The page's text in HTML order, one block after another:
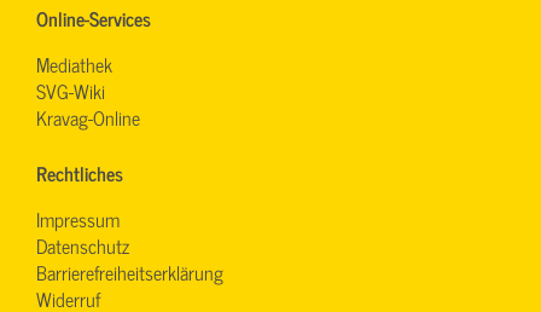
Online-Services
Mediathek
SVG-Wiki
Kravag-Online
Rechtliches
Impressum
Datenschutz
Barrierefreiheitserklärung
Widerruf